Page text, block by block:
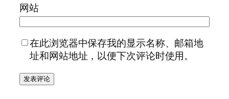
网站
在此浏览器中保存我的显示名称、邮箱地
址和网站地址，以便下次评论时使用。